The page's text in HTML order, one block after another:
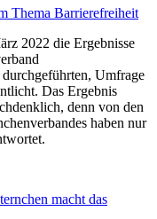
Thema Barrierefreiheit
2022 die Ergebnisse
Umfrage
Das Ergebnis
denn von den
haben nur
macht das